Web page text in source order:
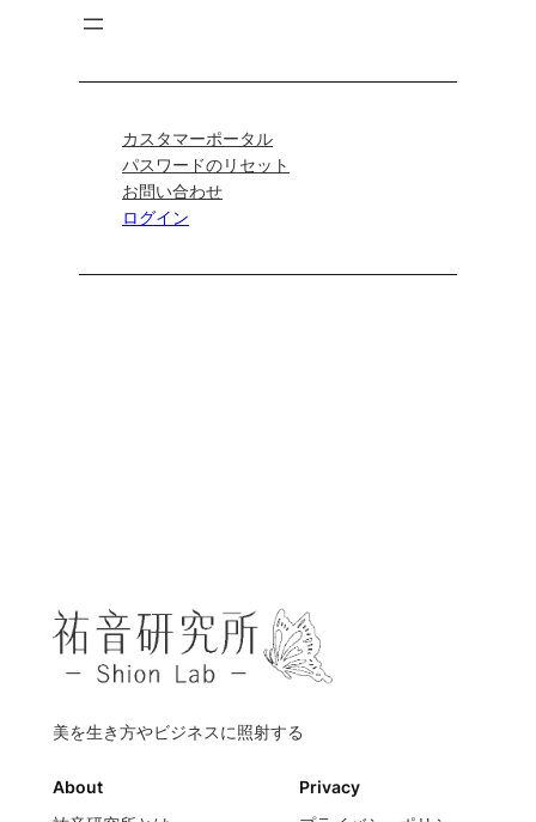
カスタマーポータル
パスワードのリセット
お問い合わせ
ログイン
美を生き方やビジネスに照射する
About
Privacy